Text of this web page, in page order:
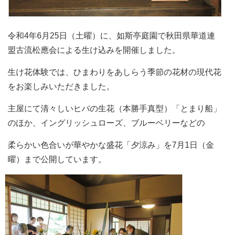
令和4年6月25日（土曜）に、如斯亭庭園で秋田県華道連
盟古流松應会による生け込みを開催しました。
生け花体験では、ひまわりをあしらう季節の花材の現代花
をお楽しみいただきました。
主屋にて清々しいヒバの生花（本勝手真型）「とまり船」
のほか、イングリッシュローズ、ブルーベリーなどの
柔らかい色合いが華やかな盛花「夕涼み」を7月1日（金
曜）まで公開しています。